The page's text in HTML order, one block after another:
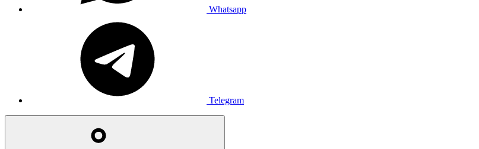
Whatsapp
Telegram